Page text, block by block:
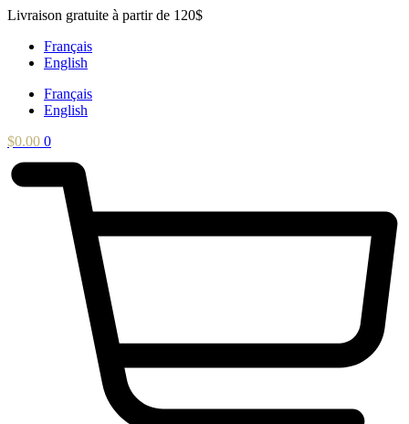
Aller
contenu
Livraison gratuite à partir de 120$
Français
English
Français
English
$0.00 0